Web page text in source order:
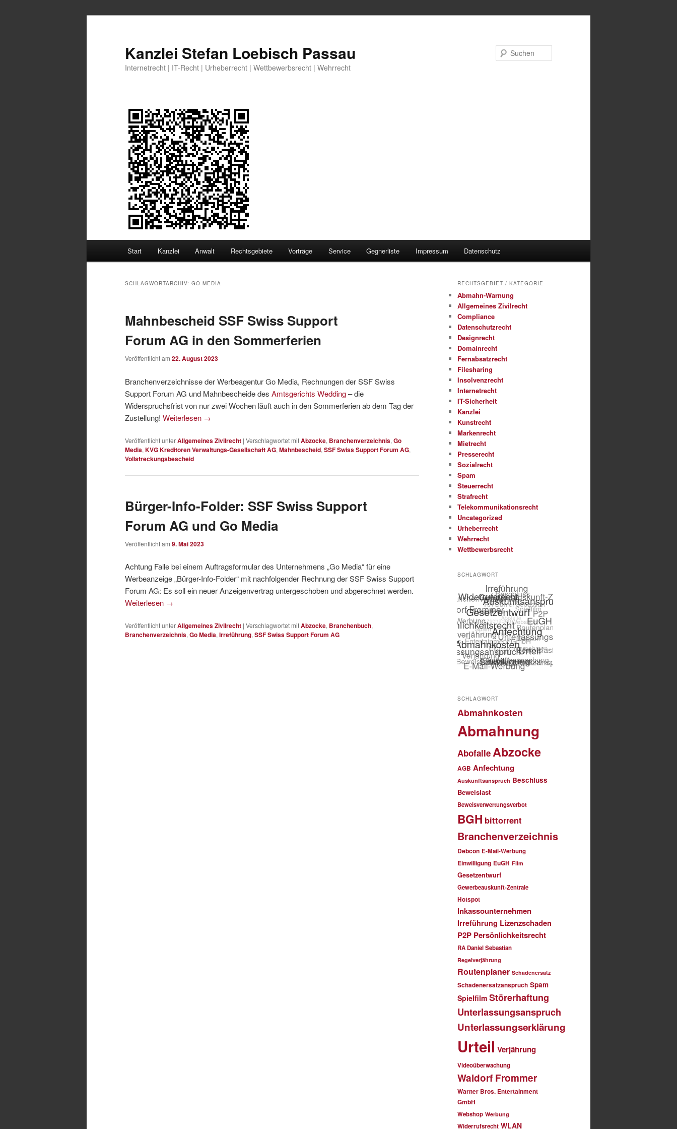
Kanzlei Stefan Loebisch Passau
Internetrecht | IT-Recht | Urheberrecht | Wettbewerbsrecht | Wehrrecht
Start Kanzlei Anwalt Rechtsgebiete Vorträge Service Gegnerliste Impressum Datenschutz
SCHLAGWORTARCHIV: GO MEDIA
Mahnbescheid SSF Swiss Support
Forum AG in den Sommerferien
Veröffentlicht am 22. August 2023
Branchenverzeichnisse der Werbeagentur Go Media, Rechnungen der SSF Swiss
Support Forum AG und Mahnbescheide des Amtsgerichts Wedding– die
Widerspruchsfrist von nur zwei Wochen läuft auch in den Sommerferien ab dem Tag der
Zustellung! Weiterlesen →
Veröffentlicht unterAllgemeines Zivilrecht | Verschlagwortet mitAbzocke, Branchenverzeichnis, Go
Media, KVG Kreditoren Verwaltungs-Gesellschaft AG, Mahnbescheid, SSF Swiss Support Forum AG,
Vollstreckungsbescheid
Bürger-Info-Folder: SSF Swiss Support
Forum AG und Go Media
Veröffentlicht am 9. Mai 2023
Achtung Falle bei einem Auftragsformular des Unternehmens „Go Media“ für eine
Werbeanzeige „Bürger-Info-Folder“ mit nachfolgender Rechnung der SSF Swiss Support
Forum AG: Es soll ein neuer Anzeigenvertrag untergeschoben und abgerechnet werden.
Weiterlesen →
Veröffentlicht unterAllgemeines Zivilrecht | Verschlagwortet mitAbzocke, Branchenbuch,
Branchenverzeichnis, Go Media, Irreführung, SSF Swiss Support Forum AG
RECHTSGEBIET / KATEGORIE
Abmahn-Warnung
Allgemeines Zivilrecht
Compliance
Datenschutzrecht
Designrecht
Domainrecht
Fernabsatzrecht
Filesharing
Insolvenzrecht
Internetrecht
IT-Sicherheit
Kanzlei
Kunstrecht
Markenrecht
Mietrecht
Presserecht
Sozialrecht
Spam
Steuerrecht
Strafrecht
Telekommunikationsrecht
Uncategorized
Urheberrecht
Wehrrecht
Wettbewerbsrecht
SCHLAGWORT
SCHLAGWORT
Abmahnkosten
Abmahnung
AbofalleAbzocke
AGB Anfechtung
Auskunftsanspruch Beschluss
Beweislast
Beweisverwertungsverbot
BGH bittorrent
Branchenverzeichnis
Debcon E-Mail-Werbung
Einwilligung EuGH Film
Gesetzentwurf
Gewerbeauskunft-Zentrale
Hotspot
Inkassounternehmen
Irreführung Lizenzschaden
P2P Persönlichkeitsrecht
RA Daniel Sebastian
Regelverjährung
Routenplaner Schadenersatz
Schadenersatzanspruch Spam
Spielfilm Störerhaftung
Unterlassungsanspruch
Unterlassungserklärung
Urteil Verjährung
Videoüberwachung
Waldorf Frommer
Warner Bros. Entertainment
GmbH
Webshop Werbung
Widerrufsrecht WLAN